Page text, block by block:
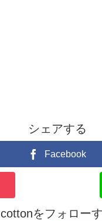
シェアする
Facebook
cottonをフォロー